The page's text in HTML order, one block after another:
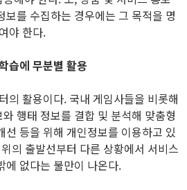
를 수집하는 경우에는 그 목적을 명
야 한다.
습에 무분별 활용
의 활용이다. 국내 게임사들을 비롯해
행태 정보를 결합 및 분석해 맞춤형
선 등을 위해 개인정보를 이용하고 있
의 출발선부터 다른 상황에서 서비스
에 없다는 불만이 나온다.